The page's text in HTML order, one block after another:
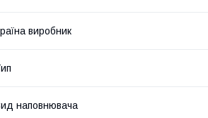
виробник
наповнювача